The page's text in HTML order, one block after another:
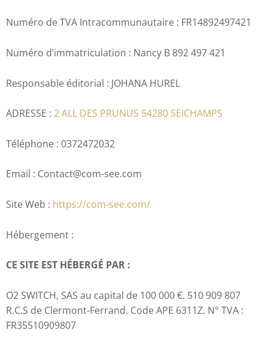
Numéro de TVA Intracommunautaire : FR14892497421
Numéro d’immatriculation : Nancy B 892 497 421
Responsable éditorial : JOHANA HUREL
ADRESSE : 2 ALL DES PRUNUS 54280 SEICHAMPS
Téléphone : 0372472032
Email : Contact@com-see.com
Site Web : https://com-see.com/
Hébergement :
CE SITE EST HÉBERGÉ PAR :
O2 SWITCH, SAS au capital de 100 000 €. 510 909 807
R.C.S de Clermont-Ferrand. Code APE 6311Z. N° TVA :
FR35510909807